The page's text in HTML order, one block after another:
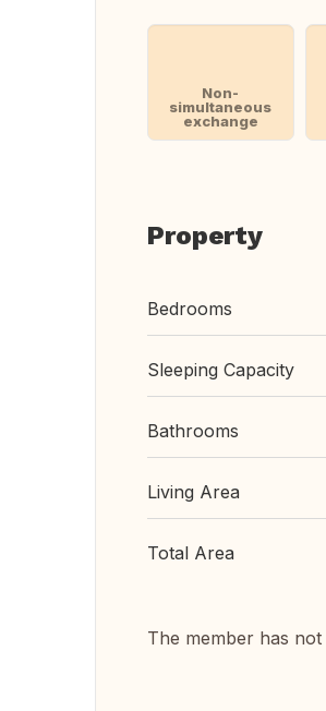
Non-
simultaneous
exchange
Property
Bedrooms
Sleeping Capacity
Bathrooms
Living Area
Total Area
The member has